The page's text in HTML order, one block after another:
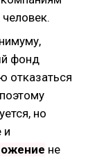
фонд
отказаться
но
и
не